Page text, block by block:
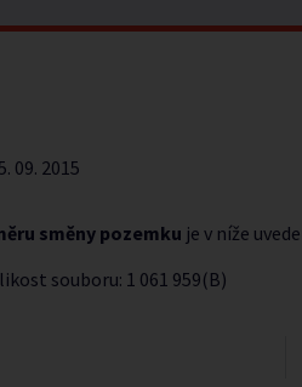
09. 2015
směny pozemku je v níže
souboru: 1 061 959(B)